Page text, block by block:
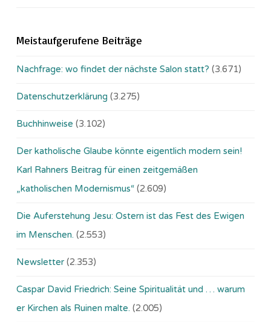
Meistaufgerufene Beiträge
Nachfrage: wo findet der nächste Salon statt? (3.671)
Datenschutzerklärung (3.275)
Buchhinweise (3.102)
Der katholische Glaube könnte eigentlich modern sein!
Karl Rahners Beitrag für einen zeitgemäßen
„katholischen Modernismus“ (2.609)
Die Auferstehung Jesu: Ostern ist das Fest des Ewigen
im Menschen. (2.553)
Newsletter (2.353)
Caspar David Friedrich: Seine Spiritualität und … warum
er Kirchen als Ruinen malte. (2.005)